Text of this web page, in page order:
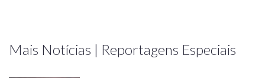
Mais Notícias | Reportagens Especiais